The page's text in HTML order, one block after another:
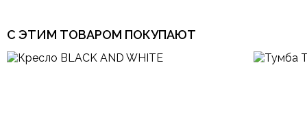
С ЭТИМ ТОВАРОМ ПОКУПАЮТ